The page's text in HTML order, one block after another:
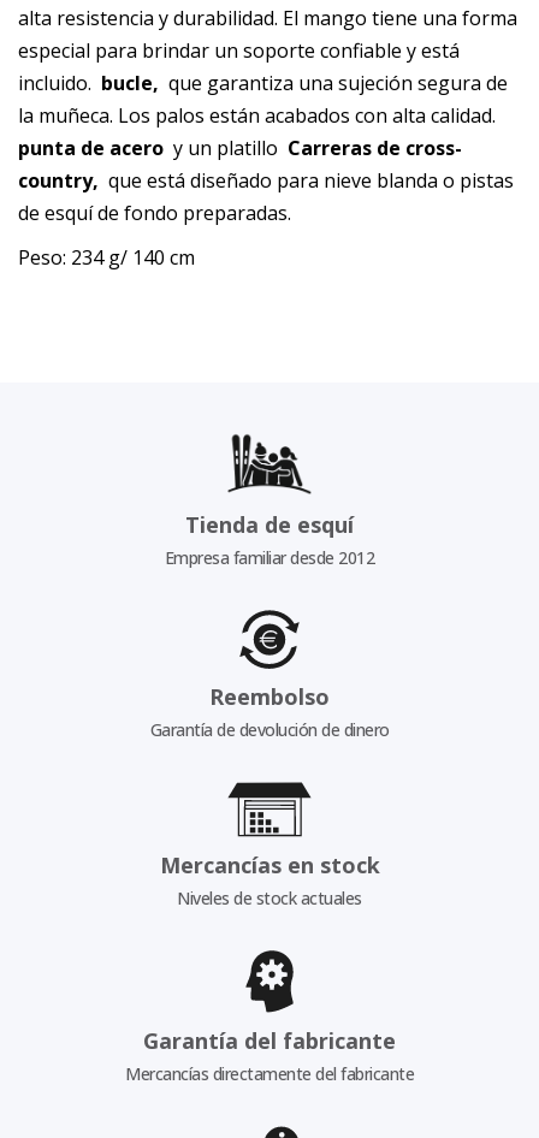
alta resistencia y durabilidad. El mango tiene una forma
especial para brindar un soporte confiable y está
incluido. bucle, que garantiza una sujeción segura de
la muñeca. Los palos están acabados con alta calidad.
punta de acero y un platillo Carreras de cross-
country, que está diseñado para nieve blanda o pistas
de esquí de fondo preparadas.
Peso: 234 g/ 140 cm
Tienda de esquí
Empresa familiar desde 2012
Reembolso
Garantía de devolución de dinero
Mercancías en stock
Niveles de stock actuales
Garantía del fabricante
Mercancías directamente del fabricante